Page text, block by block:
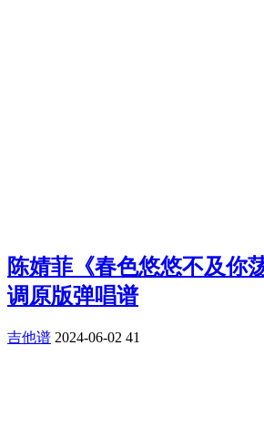
陈婧菲《春色悠悠不及你
调原版弹唱谱
吉他谱 2024-06-02 41